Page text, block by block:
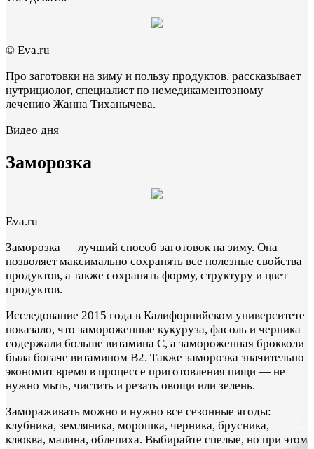
© Eva.ru
Про заготовки на зиму и пользу продуктов, рассказывает
нутрициолог, специалист по немедикаментозному
лечению Жанна Тиханычева.
Видео дня
Заморозка
Eva.ru
Заморозка — лучший способ заготовок на зиму. Она
позволяет максимально сохранять все полезные свойства
продуктов, а также сохранять форму, структуру и цвет
продуктов.
Исследование 2015 года в Калифорнийском университете
показало, что замороженные кукуруза, фасоль и черника
содержали больше витамина С, а замороженная брокколи
была богаче витамином В2. Также заморозка значительно
экономит время в процессе приготовления пищи — не
нужно мыть, чистить и резать овощи или зелень.
Замораживать можно и нужно все сезонные ягоды:
клубника, земляника, морошка, черника, брусника,
клюква, малина, облепиха. Выбирайте спелые, но при этом